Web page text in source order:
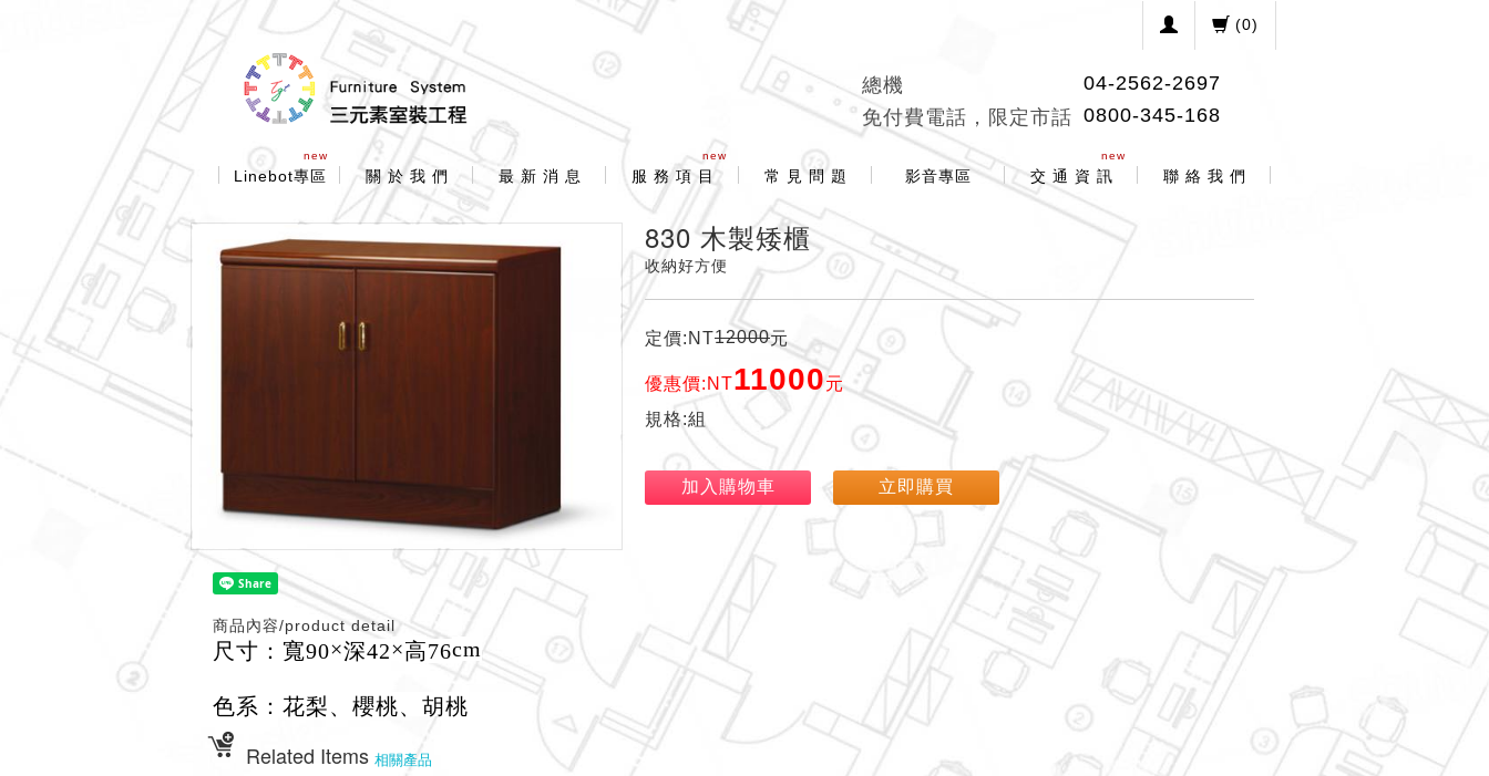
(0)
總機
04-2562-2697
免付費電話，限定市話 0800-345-168
new
Linebot專區 關 於 我 們 最 新 消 息
new
服 務 項 目 常 見 問 題 影音專區
new
交 通 資 訊 聯 絡 我 們
830 木製矮櫃
收納好方便
定價:NT12000元
優惠價:NT11000元
規格:組
加入購物車 立即購買
商品內容/product detail
尺寸：寬90×深42×高76cm
色系：花梨、櫻桃、胡桃
Related Items 相關產品